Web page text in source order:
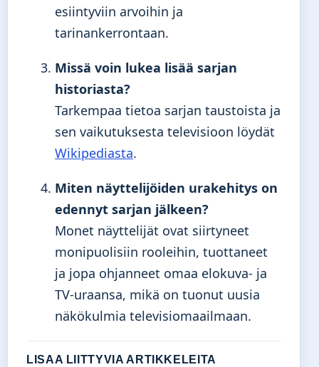
esiintyviin arvoihin ja
tarinankerrontaan.
Missä voin lukea lisää sarjan
historiasta?
Tarkempaa tietoa sarjan taustoista ja
sen vaikutuksesta televisioon löydät
Wikipediasta.
Miten näyttelijöiden urakehitys on
edennyt sarjan jälkeen?
Monet näyttelijät ovat siirtyneet
monipuolisiin rooleihin, tuottaneet
ja jopa ohjanneet omaa elokuva- ja
TV-uraansa, mikä on tuonut uusia
näkökulmia televisiomaailmaan.
LISAA LIITTYVIA ARTIKKELEITA